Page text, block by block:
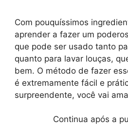
Com pouquíssimos
aprender a fazer um
que pode ser usado tanto
quanto para lavar louças,
bem. O método de fazer
é extremamente fácil e
surpreendente, você vai
Continua após a